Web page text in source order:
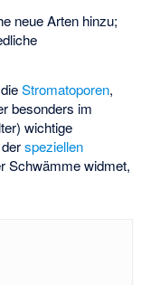
neue Arten hinzu;
dieStromatoporen,
besonders im
wichtige
derspeziellen
Schwämme widmet,